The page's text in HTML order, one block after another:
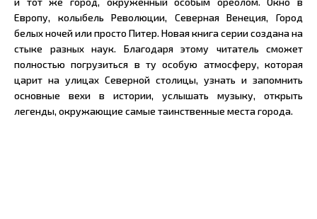
Европу, колыбель Революции, Северная Венеция, Город
белых ночей или просто Питер. Новая книга серии создана на
стыке разных наук. Благодаря этому читатель сможет
полностью погрузиться в ту особую атмосферу, которая
царит на улицах Северной столицы, узнать и запомнить
основные вехи в истории, услышать музыку, открыть
легенды, окружающие самые таинственные места города.